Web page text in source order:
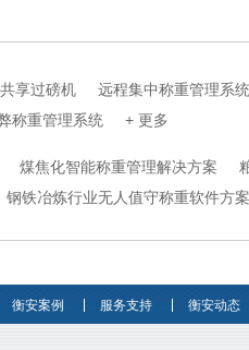
共享过磅机 远程集中称重管理系统
称重管理系统 + 更多
煤焦化智能称重管理解决方案
钢铁冶炼行业无人值守称重软件方案
衡安案例 服务支持 衡安动态